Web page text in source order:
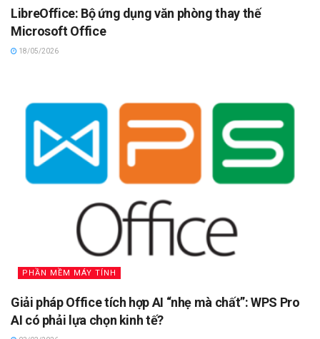
LibreOffice: Bộ ứng dụng văn phòng thay thế
Microsoft Office
18/05/2026
PHẦN MỀM MÁY TÍNH
Giải pháp Office tích hợp AI “nhẹ mà chất”: WPS Pro
AI có phải lựa chọn kinh tế?